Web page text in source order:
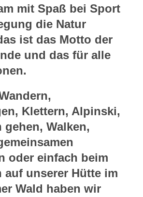
mit Spaß bei Sport
die Natur
ist das Motto der
und das für alle
Klettern, Alpinski,
gehen, Walken,
oder einfach beim
auf unserer Hütte im
Wald haben wir